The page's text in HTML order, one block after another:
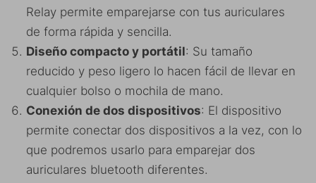
Relay permite emparejarse con tus auriculares
de forma rápida y sencilla.
Diseño compacto y portátil: Su tamaño
reducido y peso ligero lo hacen fácil de llevar en
cualquier bolso o mochila de mano.
Conexión de dos dispositivos: El dispositivo
permite conectar dos dispositivos a la vez, con lo
que podremos usarlo para emparejar dos
auriculares bluetooth diferentes.